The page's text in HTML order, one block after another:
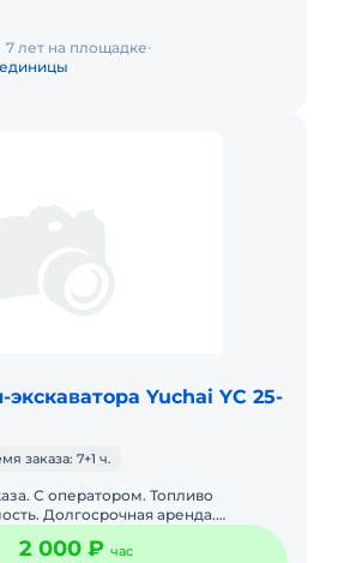
7 лет на площадке
Yuchai YC 25-
заказа: 7+1 ч.
С оператором. Топливо
Долгосрочная аренда.
Сейчас свободна.
Техни
2 000 ₽ час